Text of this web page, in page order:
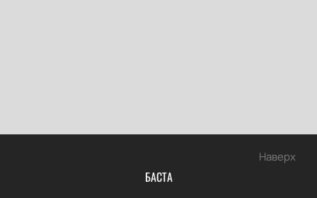
Наверх
БАСТА